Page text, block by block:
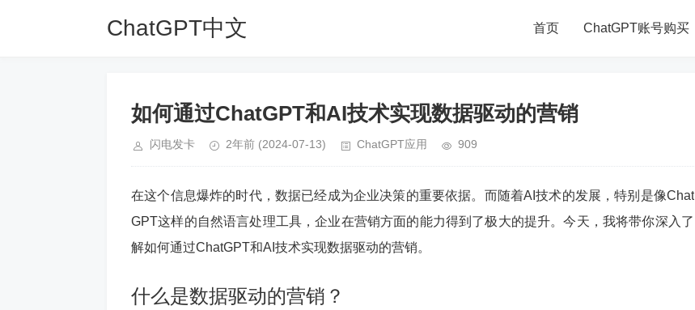
ChatGPT中文 首页 ChatGPT账号购买
如何通过ChatGPT和AI技术实现数据驱动的营销
闪电发卡 2年前 (2024-07-13) ChatGPT应用 909
在这个信息爆炸的时代，数据已经成为企业决策的重要依据。而随着AI技术的发展，特别是像Chat
GPT这样的自然语言处理工具，企业在营销方面的能力得到了极大的提升。今天，我将带你深入了
解如何通过ChatGPT和AI技术实现数据驱动的营销。
什么是数据驱动的营销？